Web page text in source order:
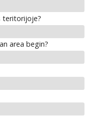
teritorijoje?
area begin?